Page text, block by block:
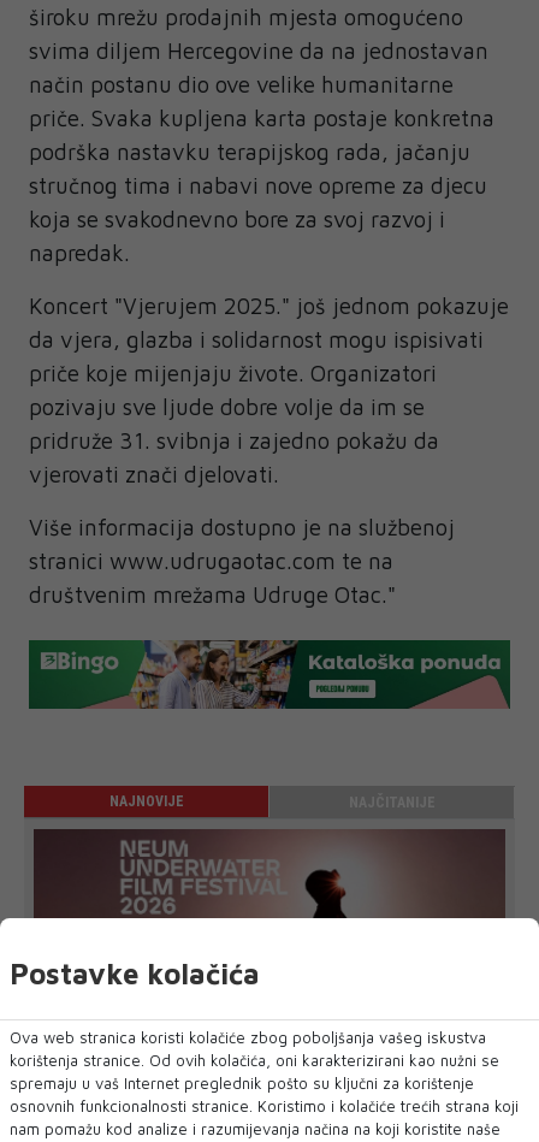
široku mrežu prodajnih mjesta omogućeno
svima diljem Hercegovine da na jednostavan
način postanu dio ove velike humanitarne
priče. Svaka kupljena karta postaje konkretna
podrška nastavku terapijskog rada, jačanju
stručnog tima i nabavi nove opreme za djecu
koja se svakodnevno bore za svoj razvoj i
napredak.
Koncert "Vjerujem 2025." još jednom pokazuje
da vjera, glazba i solidarnost mogu ispisivati
priče koje mijenjaju živote. Organizatori
pozivaju sve ljude dobre volje da im se
pridruže 31. svibnja i zajedno pokažu da
vjerovati znači djelovati.
Više informacija dostupno je na službenoj
stranici www.udrugaotac.com te na
društvenim mrežama Udruge Otac."
NAJNOVIJE
NEUM UNDERWATER FILM FESTIVAL 2026.
DONOSI TRI DANA FILMA, UMJETNOSTI I
MORA – UVEDENA I NOVA KATEGORIJA „BEST
FILM POSTER AWARD“
Neum će 27., 28. i 29. kolovoza 2026. godine ponovno postati
Postavke kolačića
Ova web stranica koristi kolačiće zbog poboljšanja vašeg iskustva
korištenja stranice. Od ovih kolačića, oni karakterizirani kao nužni se
spremaju u vaš Internet preglednik pošto su ključni za korištenje
osnovnih funkcionalnosti stranice. Koristimo i kolačiće trećih strana koji
nam pomažu kod analize i razumijevanja načina na koji koristite naše